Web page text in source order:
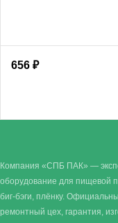
656 ₽
Компания «СПБ ПАК» —
оборудование для пищевой
биг-бэги, плёнку.
ремонтный цех, гарантия,